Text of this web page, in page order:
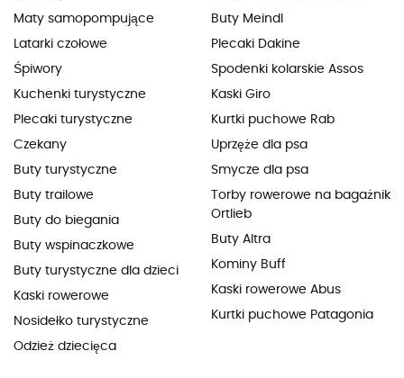
Maty samopompujące
Latarki czołowe
Śpiwory
Kuchenki turystyczne
Plecaki turystyczne
Czekany
Buty turystyczne
Buty trailowe
Buty do biegania
Buty wspinaczkowe
Buty turystyczne dla dzieci
Kaski rowerowe
Nosidełko turystyczne
Odzież dziecięca
Buty Meindl
Plecaki Dakine
Spodenki kolarskie Assos
Kaski Giro
Kurtki puchowe Rab
Uprzęże dla psa
Smycze dla psa
Torby rowerowe na bagażnik
Ortlieb
Buty Altra
Kominy Buff
Kaski rowerowe Abus
Kurtki puchowe Patagonia